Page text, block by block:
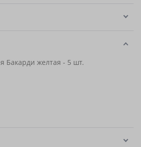
Бакарди желтая - 5 шт.